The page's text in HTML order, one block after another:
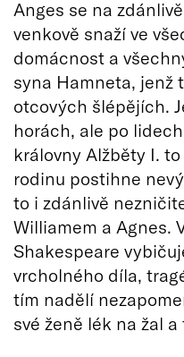
Anges se na
venkově snaží ve
domácnost a
syna Hamneta, jenž
otcových šlépějích.
horách, ale po
královny Alžběty I.
rodinu postihne
to i zdánlivě
Williamem a Agnes.
Shakespeare
vrcholného díla,
tím nadělí
své ženě lék na žal